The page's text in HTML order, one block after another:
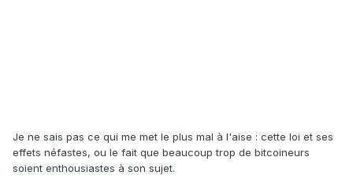
Je ne sais pas ce qui me met le plus mal à l'aise : cette loi et ses
effets néfastes, ou le fait que beaucoup trop de bitcoineurs
soient enthousiastes à son sujet.